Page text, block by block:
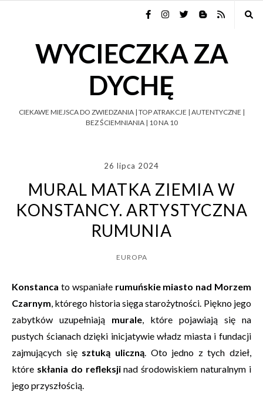
WYCIECZKA ZA
DYCHĘ
CIEKAWE MIEJSCA DO ZWIEDZANIA | TOP ATRAKCJE | AUTENTYCZNE |
BEZ ŚCIEMNIANIA | 10 NA 10
26 lipca 2024
MURAL MATKA ZIEMIA W
KONSTANCY. ARTYSTYCZNA
RUMUNIA
EUROPA
Konstanca to wspaniałe rumuńskie miasto nad Morzem
Czarnym, którego historia sięga starożytności. Piękno jego
zabytków uzupełniają murale, które pojawiają się na
pustych ścianach dzięki inicjatywie władz miasta i fundacji
zajmujących się sztuką uliczną. Oto jedno z tych dzieł,
które skłania do refleksjinad środowiskiem naturalnym i
jego przyszłością.